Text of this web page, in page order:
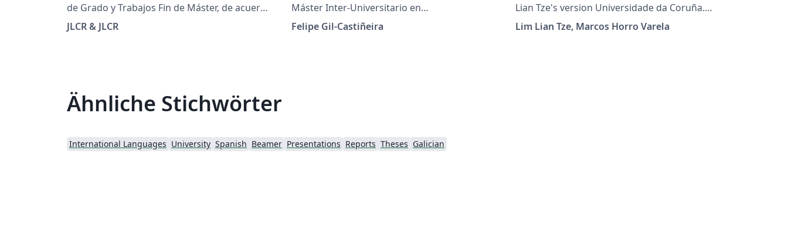
de Grado y Trabajos Fin de Máster, de acuerdo
a la norma UNE 157001:2014 de Criterios
generales para la elaboración formal de los
JLCR & JLCR
Máster Inter-Universitario en
Ciberseguridade (MUniCS) das Universidades
de Vigo e da Coruña. Baseado en Clean Thesis
Felipe Gil-Castiñeira
Lian Tze's version Universidade da Coruña.
2016 Marcos Horro Varela
Lim Lian Tze, Marcos Horro Varela
Ähnliche Stichwörter
International Languages University Spanish Beamer Presentations Reports Theses Galician